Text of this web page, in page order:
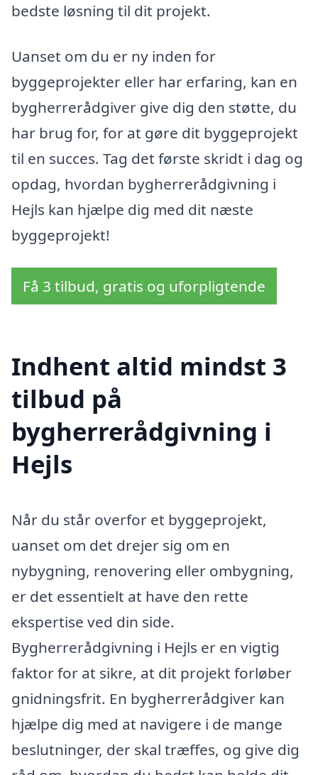
bedste løsning til dit projekt.
Uanset om du er ny inden for
byggeprojekter eller har erfaring, kan en
bygherrerådgiver give dig den støtte, du
har brug for, for at gøre dit byggeprojekt
til en succes. Tag det første skridt i dag og
opdag, hvordan bygherrerådgivning i
Hejls kan hjælpe dig med dit næste
byggeprojekt!
Få 3 tilbud, gratis og uforpligtende
Indhent altid mindst 3
tilbud på
bygherrerådgivning i
Hejls
Når du står overfor et byggeprojekt,
uanset om det drejer sig om en
nybygning, renovering eller ombygning,
er det essentielt at have den rette
ekspertise ved din side.
Bygherrerådgivning i Hejls er en vigtig
faktor for at sikre, at dit projekt forløber
gnidningsfrit. En bygherrerådgiver kan
hjælpe dig med at navigere i de mange
beslutninger, der skal træffes, og give dig